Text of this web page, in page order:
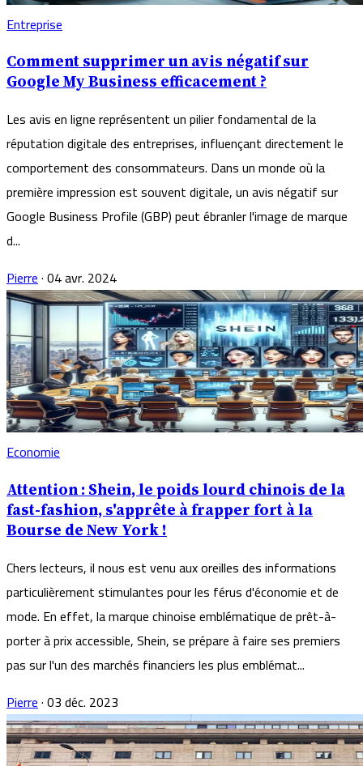
Entreprise
Comment supprimer un avis négatif sur
Google My Business efficacement ?
Les avis en ligne représentent un pilier fondamental de la
réputation digitale des entreprises, influençant directement le
comportement des consommateurs. Dans un monde où la
première impression est souvent digitale, un avis négatif sur
Google Business Profile (GBP) peut ébranler l'image de marque
d...
Pierre·04 avr. 2024
Economie
Attention : Shein, le poids lourd chinois de la
fast-fashion, s'apprête à frapper fort à la
Bourse de New York !
Chers lecteurs, il nous est venu aux oreilles des informations
particulièrement stimulantes pour les férus d'économie et de
mode. En effet, la marque chinoise emblématique de prêt-à-
porter à prix accessible, Shein, se prépare à faire ses premiers
pas sur l'un des marchés financiers les plus emblémat...
Pierre·03 déc. 2023